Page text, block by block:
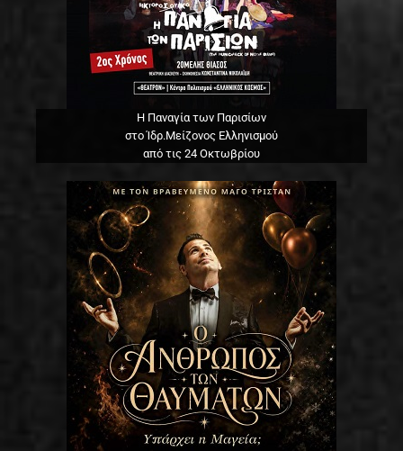
Η Παναγία των Παρισίων
στο Ίδρ.Μείζονος Ελληνισμού
από τις 24 Οκτωβρίου